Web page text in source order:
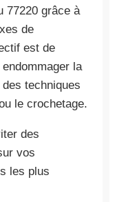
77220 grâce à
de
est de
la
techniques
le crochetage.
des
vos
les plus